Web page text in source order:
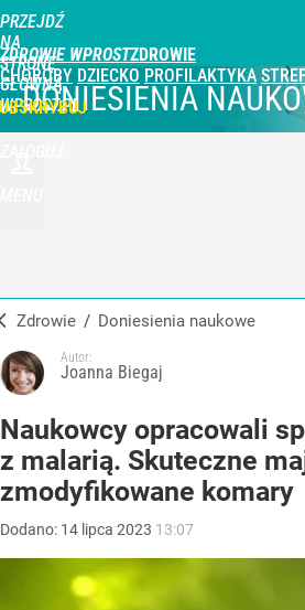
PRZEJDŹ
NA
STRONĘ
GŁÓWNĄ
WPROST.PL
ZDROWIE WPROST
CHOROBY DZIECKO PROFILAKTYKA
DONIESIENIA
Zdrowie / Doniesienia naukowe
Autor:
Joanna Biegaj
Naukowcy opracowali
z malarią. Skuteczne
zmodyfikowane komary
Dodano: 14 lipca 2023 13:07